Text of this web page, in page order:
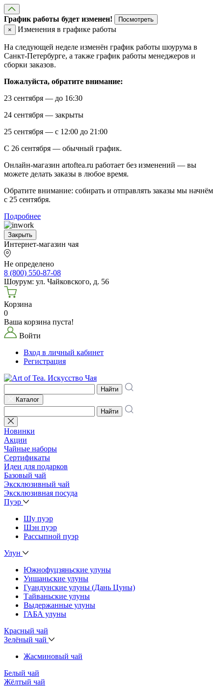
График работы будет изменен!
Посмотреть
×
Изменения в графике работы
На следующей неделе изменён график работы шоурума в
Санкт-Петербурге, а также график работы менеджеров и
сборки заказов.
Пожалуйста, обратите внимание:
23 сентября — до 16:30
24 сентября — закрыты
25 сентября — с 12:00 до 21:00
С 26 сентября — обычный график.
Онлайн-магазин artoftea.ru работает без изменений — вы
можете делать заказы в любое время.
Обратите внимание: собирать и отправлять заказы мы начнём
с 25 сентября.
Подробнее
Закрыть
Интернет-магазин чая
Не определено
8 (800) 550-87-08
Шоурум: ул. Чайковского, д. 56
Корзина
0
Ваша корзина пуста!
Войти
Вход в личный кабинет
Регистрация
Найти
Каталог
Найти
Новинки
Акции
Чайные наборы
Сертификаты
Идеи для подарков
Базовый чай
Эксклюзивный чай
Эксклюзивная посуда
Пуэр
Шу пуэр
Шэн пуэр
Рассыпной пуэр
Улун
Южнофуцзяньские улуны
Уишаньские улуны
Гуандунские улуны (Дань Цуны)
Тайваньские улуны
Выдержанные улуны
ГАБА улуны
Красный чай
Зелёный чай
Жасминовый чай
Белый чай
Жёлтый чай